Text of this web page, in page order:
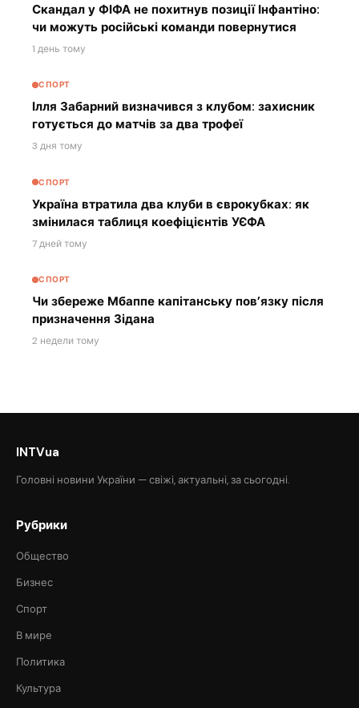
Скандал у ФІФА не похитнув позиції Інфантіно:
чи можуть російські команди повернутися
1 день тому
СПОРТ
Ілля Забарний визначився з клубом: захисник
готується до матчів за два трофеї
3 дня тому
СПОРТ
Україна втратила два клуби в єврокубках: як
змінилася таблиця коефіцієнтів УЄФА
7 дней тому
СПОРТ
Чи збереже Мбаппе капітанську пов’язку після
призначення Зідана
2 недели тому
INTVua
Головні новини України — свіжі, актуальні, за сьогодні.
Рубрики
Общество
Бизнес
Спорт
В мире
Политика
Культура